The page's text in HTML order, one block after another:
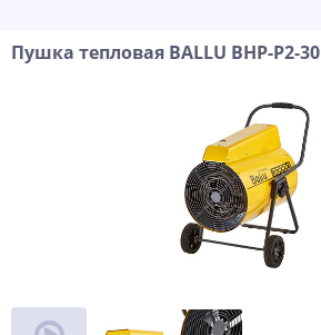
Пушка тепловая BALLU BHP-P2-30